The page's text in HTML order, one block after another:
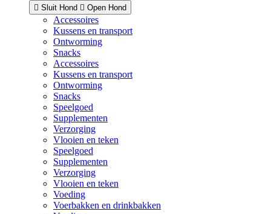
Sluit Hond Open Hond
Accessoires
Kussens en transport
Ontworming
Snacks
Accessoires
Kussens en transport
Ontworming
Snacks
Speelgoed
Supplementen
Verzorging
Vlooien en teken
Speelgoed
Supplementen
Verzorging
Vlooien en teken
Voeding
Voerbakken en drinkbakken